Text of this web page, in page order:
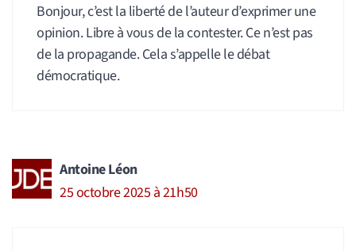
Bonjour, c’est la liberté de l’auteur d’exprimer une
opinion. Libre à vous de la contester. Ce n’est pas
de la propagande. Cela s’appelle le débat
démocratique.
Antoine Léon
25 octobre 2025 à 21h50